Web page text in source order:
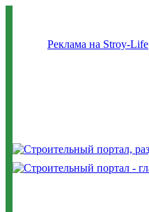
Реклама на Stroy-Life